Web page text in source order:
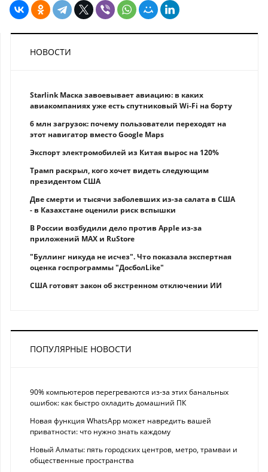
НОВОСТИ
Starlink Маска завоевывает авиацию: в каких
авиакомпаниях уже есть спутниковый Wi-Fi на борту
6 млн загрузок: почему пользователи переходят на
этот навигатор вместо Google Maps
Экспорт электромобилей из Китая вырос на 120%
Трамп раскрыл, кого хочет видеть следующим
президентом США
Две смерти и тысячи заболевших из-за салата в США
- в Казахстане оценили риск вспышки
В России возбудили дело против Apple из-за
приложений MAX и RuStore
"Буллинг никуда не исчез". Что показала экспертная
оценка госпрограммы "ДосболLike"
США готовят закон об экстренном отключении ИИ
ПОПУЛЯРНЫЕ НОВОСТИ
90% компьютеров перегреваются из-за этих банальных
ошибок: как быстро охладить домашний ПК
Новая функция WhatsApp может навредить вашей
приватности: что нужно знать каждому
Новый Алматы: пять городских центров, метро, трамваи и
общественные пространства